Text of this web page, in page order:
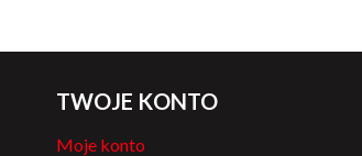
TWOJE KONTO
Moje konto